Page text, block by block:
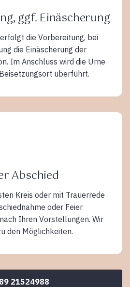
ggf. Einäscherung
die Vorbereitung, bei
die Einäscherung der
Im Anschluss wird die Urne
überführt.
Abschied
Kreis oder mit Trauerrede
oder Feier
Ihren Vorstellungen. Wir
den Möglichkeiten.
21524988